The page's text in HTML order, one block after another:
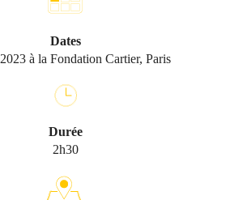
Dates
à la Fondation Cartier, Paris
Durée
2h30